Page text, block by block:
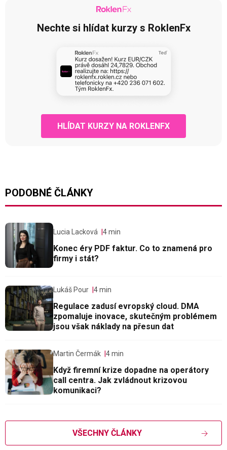
Nechte si hlídat kurzy s RoklenFx
HLÍDAT KURZY NA ROKLENFX
PODOBNÉ ČLÁNKY
Lucia Lacková 4 min
Konec éry PDF faktur. Co to znamená pro
firmy i stát?
Lukáš Pour 4 min
Regulace zadusí evropský cloud. DMA
zpomaluje inovace, skutečným problémem
jsou však náklady na přesun dat
Martin Čermák 4 min
Když firemní krize dopadne na operátory
call centra. Jak zvládnout krizovou
komunikaci?
VŠECHNY ČLÁNKY